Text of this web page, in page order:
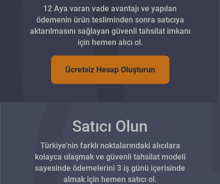
12 Aya varan vade avantajı ve yapılan
ödemenin ürün tesliminden sonra satıcıya
aktarılmasını sağlayan güvenli tahsilat imkanı
için hemen alıcı ol.
Ücretsiz Hesap Oluşturun
Satıcı Olun
Türkiye’nin farklı noktalarındaki alıcılara
kolayca ulaşmak ve güvenli tahsilat modeli
sayesinde ödemelerini 3 iş günü içerisinde
almak için hemen satıcı ol.